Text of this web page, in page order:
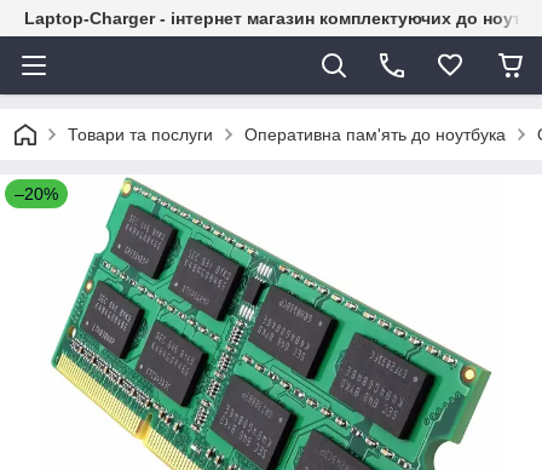
Laptop-Charger - інтернет магазин комплектуючих до
Товари та послуги Оперативна пам'ять до ноутбука
–20%